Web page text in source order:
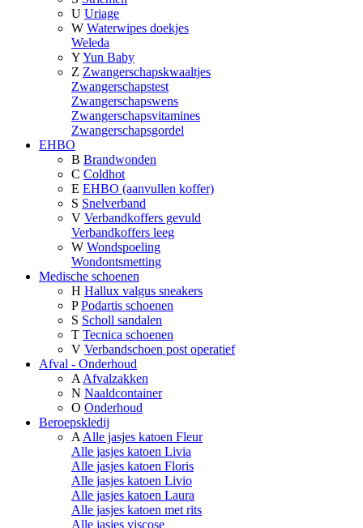
U Uriage
W Waterwipes doekjes
Weleda
YYun Baby
Z Zwangerschapskwaaltjes
Zwangerschapstest
Zwangerschapswens
Zwangerschapsvitamines
Zwangerschapsgordel
EHBO
B Brandwonden
C Coldhot
E EHBO (aanvullen koffer)
S Snelverband
V Verbandkoffers gevuld
Verbandkoffers leeg
W Wondspoeling
Wondontsmetting
Medische schoenen
H Hallux valgus sneakers
P Podartis schoenen
S Scholl sandalen
T Tecnica schoenen
V Verbandschoen post operatief
Afval - Onderhoud
A Afvalzakken
N Naaldcontainer
O Onderhoud
Beroepskledij
A Alle jasjes katoen Fleur
Alle jasjes katoen Livia
Alle jasjes katoen Floris
Alle jasjes katoen Livio
Alle jasjes katoen Laura
Alle jasjes katoen met rits
Alle jasjes viscose